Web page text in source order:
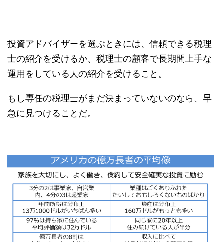
投資アドバイザーを選ぶときには、信頼できる税理
士の紹介を受けるか、税理士の顧客で長期間上手な
運用をしている人の紹介を受けること。
もし専任の税理士がまだ決まっていないのなら、早
急に見つけることだ。